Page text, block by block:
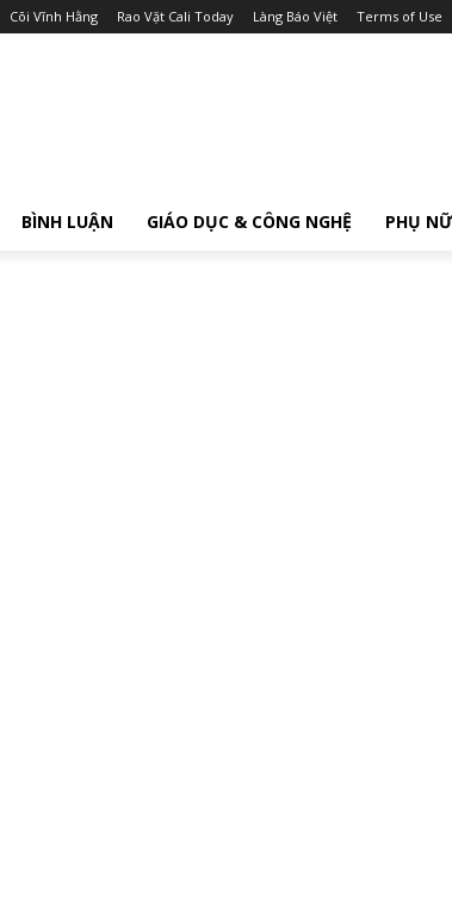
Cõi Vĩnh Hằng Rao Vặt Cali Today Làng Báo Việt Terms of Use
BÌNH LUẬN GIÁO DỤC & CÔNG NGHỆ PHỤ NỮ